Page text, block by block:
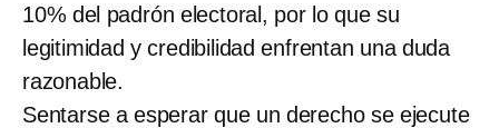
10% del padrón electoral, por lo que su
legitimidad y credibilidad enfrentan una duda
razonable.
Sentarse a esperar que un derecho se ejecute